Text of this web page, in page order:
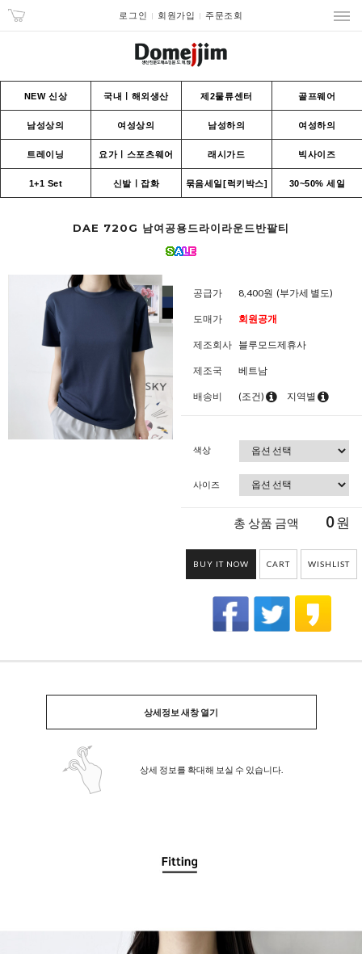
로그인 회원가입 주문조회
NEW 신상 국내ㅣ해외생산 제2물류센터 골프웨어
남성상의 여성상의 남성하의 여성하의
트레이닝 요가ㅣ스포츠웨어 래시가드 빅사이즈
1+1 Set 신발ㅣ잡화 묶음세일[럭키박스] 30~50% 세일
DAE 720G 남여공용드라이라운드반팔티
공급가 8,400원 (부가세 별도)
도매가 회원공개
제조회사 블루모드제휴사
제조국 베트남
배송비 (조건) 지역별
색상
사이즈
총 상품 금액 0원
BUY IT NOW CART WISHLIST
상세정보 새창 열기
상세 정보를 확대해 보실 수 있습니다.